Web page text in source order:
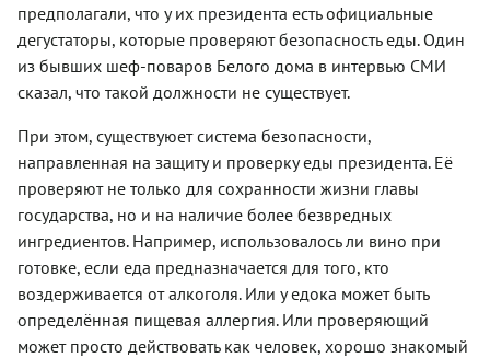
предполагали, что у их президента есть официальные
дегустаторы, которые проверяют безопасность еды. Один
из бывших шеф-поваров Белого дома в интервью СМИ
сказал, что такой должности не существует.
При этом, существуюет система безопасности,
направленная на защиту и проверку еды президента. Её
проверяют не только для сохранности жизни главы
государства, но и на наличие более безвредных
ингредиентов. Например, использовалось ли вино при
готовке, если еда предназначается для того, кто
воздерживается от алкоголя. Или у едока может быть
определённая пищевая аллергия. Или проверяющий
может просто действовать как человек, хорошо знакомый